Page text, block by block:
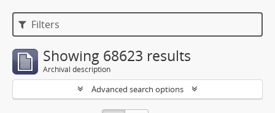
Filters
Showing 68623 results
Archival description
Advanced search options